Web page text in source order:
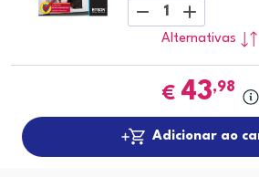
1
Alternativas
€ 43,98
Adicionar ao